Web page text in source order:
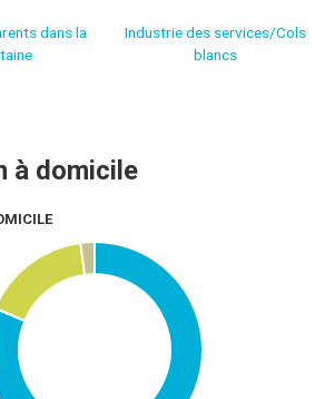
dans la
Industrie des services/Cols
blancs
à domicile